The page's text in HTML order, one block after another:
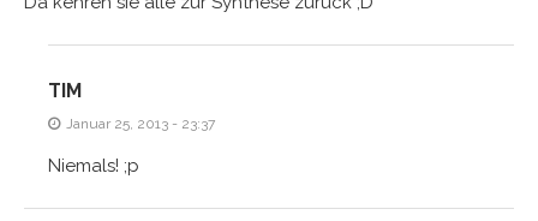
TIM
Januar 25, 2013 - 23:37
Niemals! ;p